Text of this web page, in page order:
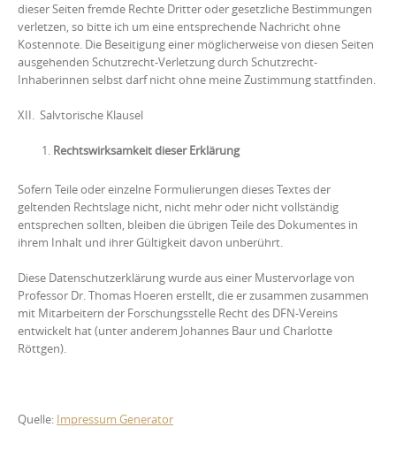
dieser Seiten fremde Rechte Dritter oder gesetzliche Bestimmungen
verletzen, so bitte ich um eine entsprechende Nachricht ohne
Kostennote. Die Beseitigung einer möglicherweise von diesen Seiten
ausgehenden Schutzrecht-Verletzung durch Schutzrecht-
Inhaberinnen selbst darf nicht ohne meine Zustimmung stattfinden.
XII. Salvtorische Klausel
Rechtswirksamkeit dieser Erklärung
Sofern Teile oder einzelne Formulierungen dieses Textes der
geltenden Rechtslage nicht, nicht mehr oder nicht vollständig
entsprechen sollten, bleiben die übrigen Teile des Dokumentes in
ihrem Inhalt und ihrer Gültigkeit davon unberührt.
Diese Datenschutzerklärung wurde aus einer Mustervorlage von
Professor Dr. Thomas Hoeren erstellt, die er zusammen zusammen
mit Mitarbeitern der Forschungsstelle Recht des DFN-Vereins
entwickelt hat (unter anderem Johannes Baur und Charlotte
Röttgen).
Quelle: Impressum Generator